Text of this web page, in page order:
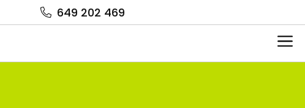
649 202 469